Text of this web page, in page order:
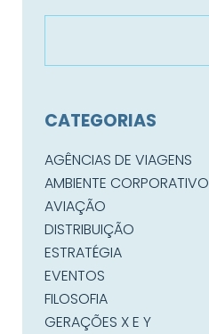
CATEGORIAS
AGÊNCIAS DE VIAGENS
AMBIENTE CORPORATIVO
AVIAÇÃO
DISTRIBUIÇÃO
ESTRATÉGIA
EVENTOS
FILOSOFIA
GERAÇÕES X E Y